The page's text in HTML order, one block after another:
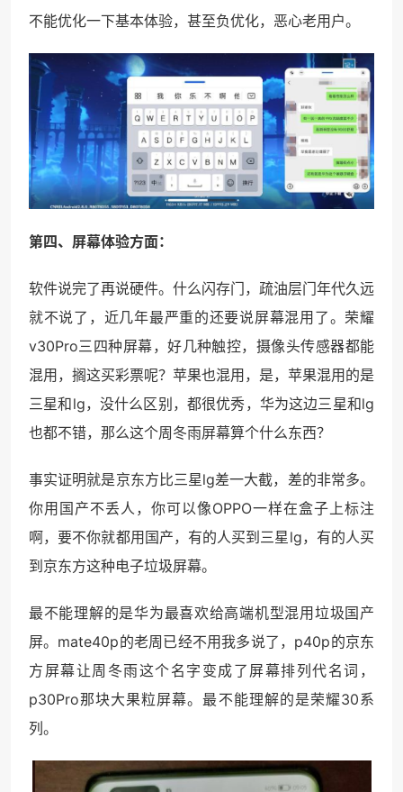
不能优化一下基本体验，甚至负优化，恶心老用户。
第四、屏幕体验方面：
软件说完了再说硬件。什么闪存门，疏油层门年代久远
就不说了，近几年最严重的还要说屏幕混用了。荣耀
v30Pro三四种屏幕，好几种触控，摄像头传感器都能
混用，搁这买彩票呢？苹果也混用，是，苹果混用的是
三星和lg，没什么区别，都很优秀，华为这边三星和lg
也都不错，那么这个周冬雨屏幕算个什么东西？
事实证明就是京东方比三星lg差一大截，差的非常多。
你用国产不丢人，你可以像OPPO一样在盒子上标注
啊，要不你就都用国产，有的人买到三星lg，有的人买
到京东方这种电子垃圾屏幕。
最不能理解的是华为最喜欢给高端机型混用垃圾国产
屏。mate40p的老周已经不用我多说了，p40p的京东
方屏幕让周冬雨这个名字变成了屏幕排列代名词，
p30Pro那块大果粒屏幕。最不能理解的是荣耀30系
列。